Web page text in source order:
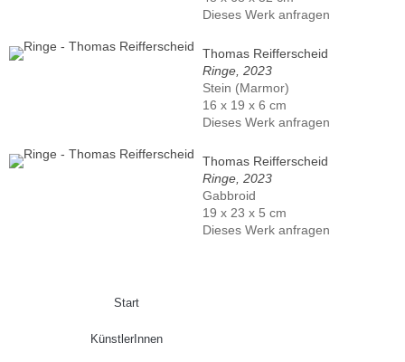
Dieses Werk anfragen
Thomas Reifferscheid
Ringe, 2023
Stein (Marmor)
16 x 19 x 6 cm
Dieses Werk anfragen
Thomas Reifferscheid
Ringe, 2023
Gabbroid
19 x 23 x 5 cm
Dieses Werk anfragen
Start
KünstlerInnen